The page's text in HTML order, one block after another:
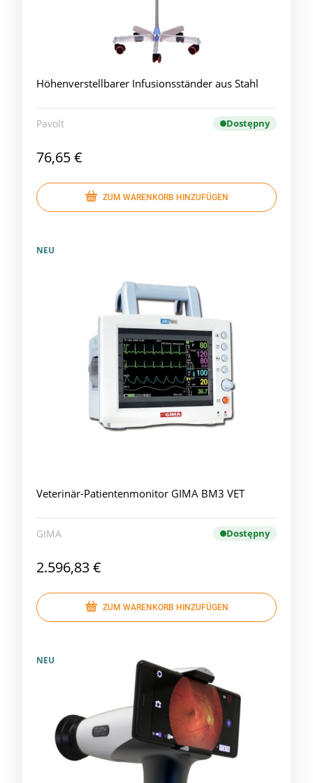
Höhenverstellbarer Infusionsständer aus Stahl
Pavolt Dostępny
76,65 €
ZUM WARENKORB HINZUFÜGEN
Veterinär-Patientenmonitor GIMA BM3 VET
GIMA Dostępny
2.596,83 €
ZUM WARENKORB HINZUFÜGEN
NEU
NEU